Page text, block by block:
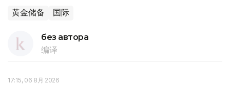
黄金储备 国际
без автора
编译
17:15, 06 8月 2026